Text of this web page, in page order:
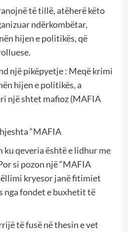
të tillë, atëherë këto
ndërkombëtar,
hijen e politikës, që
një pikëpyetje : Meqë krimi
hijen e politikës, a
një shtet mafioz (MAFIA
“MAFIA
ku qeveria është e lidhur me
si pozon një “MAFIA
kryesor janë fitimiet
nga fondet e buxhetit të
të fusë në thesin e vet